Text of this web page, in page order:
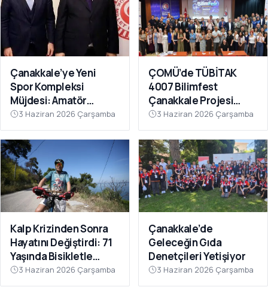
Çanakkale’ye Yeni
Spor Kompleksi
Müjdesi: Amatör
Kulüplerin Beklediği
Yatırım Hayata Geçiyor
3 Haziran 2026 Çarşamba
ÇOMÜ’de TÜBİTAK
4007 Bilimfest
Çanakkale Projesi
Tanıtıldı
3 Haziran 2026 Çarşamba
Kalp Krizinden Sonra
Hayatını Değiştirdi: 71
Yaşında Bisikletle
Sağlığına Kavuştu
3 Haziran 2026 Çarşamba
Çanakkale’de
Geleceğin Gıda
Denetçileri Yetişiyor
3 Haziran 2026 Çarşamba